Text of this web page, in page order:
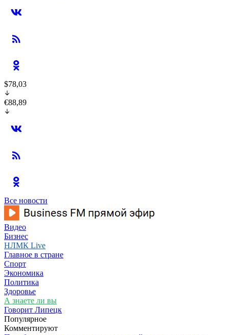
$78,03
€88,89
Все новости
Видео
Бизнес
НЛМК Live
Главное в стране
Спорт
Экономика
Политика
Здоровье
А знаете ли вы
Говорит Липецк
Популярное
Комментируют